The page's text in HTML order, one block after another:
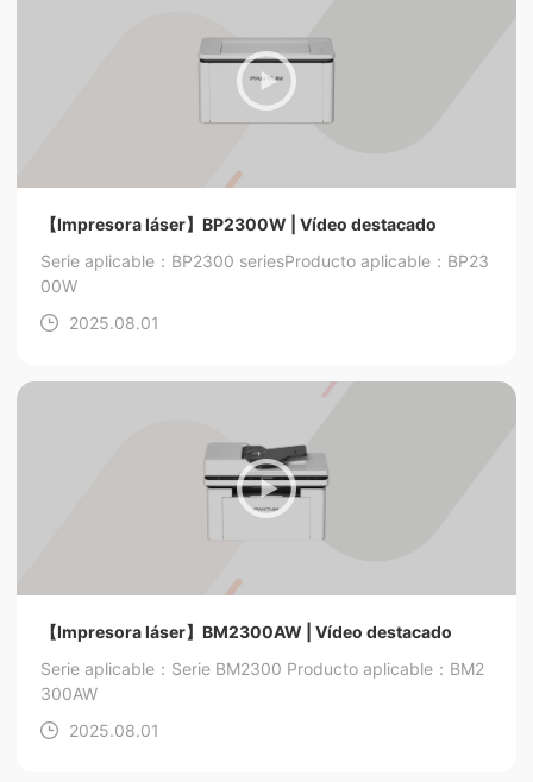
【Impresora láser】BP2300W | Vídeo destacado
Serie aplicable：BP2300 seriesProducto aplicable：BP23
00W
2025.08.01
【Impresora láser】BM2300AW | Vídeo destacado
Serie aplicable：Serie BM2300 Producto aplicable：BM2
300AW
2025.08.01